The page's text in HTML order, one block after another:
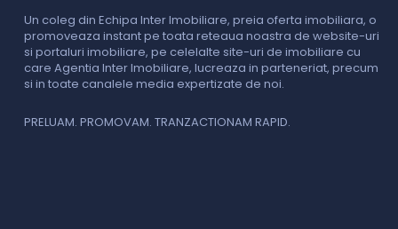
Un coleg din Echipa Inter Imobiliare, preia oferta imobiliara, o
promoveaza instant pe toata reteaua noastra de website-uri
si portaluri imobiliare, pe celelalte site-uri de imobiliare cu
care Agentia Inter Imobiliare, lucreaza in parteneriat, precum
si in toate canalele media expertizate de noi.
PRELUAM. PROMOVAM. TRANZACTIONAM RAPID.